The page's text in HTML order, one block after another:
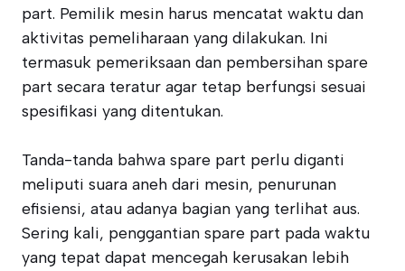
part. Pemilik mesin harus mencatat waktu dan
aktivitas pemeliharaan yang dilakukan. Ini
termasuk pemeriksaan dan pembersihan spare
part secara teratur agar tetap berfungsi sesuai
spesifikasi yang ditentukan.
Tanda-tanda bahwa spare part perlu diganti
meliputi suara aneh dari mesin, penurunan
efisiensi, atau adanya bagian yang terlihat aus.
Sering kali, penggantian spare part pada waktu
yang tepat dapat mencegah kerusakan lebih